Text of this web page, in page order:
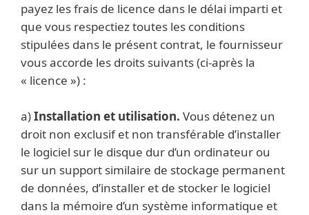
payez les frais de licence dans le délai imparti et
que vous respectiez toutes les conditions
stipulées dans le présent contrat, le fournisseur
vous accorde les droits suivants (ci-après la
« licence ») :
a)Installation et utilisation. Vous détenez un
droit non exclusif et non transférable d’installer
le logiciel sur le disque dur d’un ordinateur ou
sur un support similaire de stockage permanent
de données, d’installer et de stocker le logiciel
dans la mémoire d’un système informatique et